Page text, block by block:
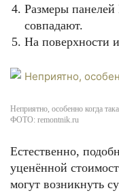
Размеры
совпадают.
На поверхности
Неприятно, особенно когда
ФОТО: remontnik.ru
Естественно,
уценённой
могут возникнуть